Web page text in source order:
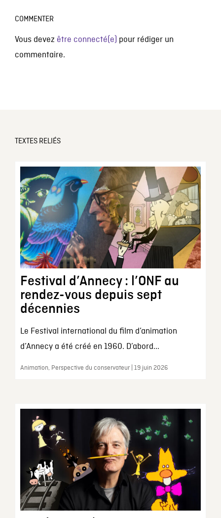
COMMENTER
Vous devez être connecté(e) pour rédiger un
commentaire.
TEXTES RELIÉS
Festival d’Annecy : l’ONF au
rendez-vous depuis sept
décennies
Le Festival international du film d’animation
d’Annecy a été créé en 1960. D’abord...
Animation, Perspective du conservateur | 19 juin 2026